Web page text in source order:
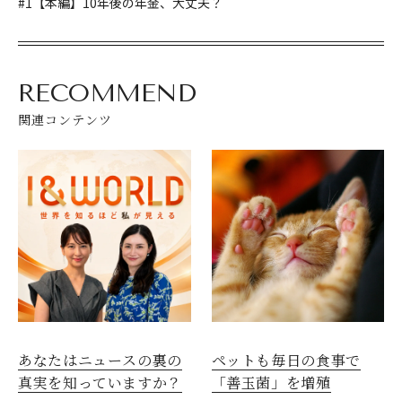
RECOMMEND
関連コンテンツ
あなたはニュースの裏の
真実を知っていますか？
ペットも毎日の食事で
「善玉菌」を増殖